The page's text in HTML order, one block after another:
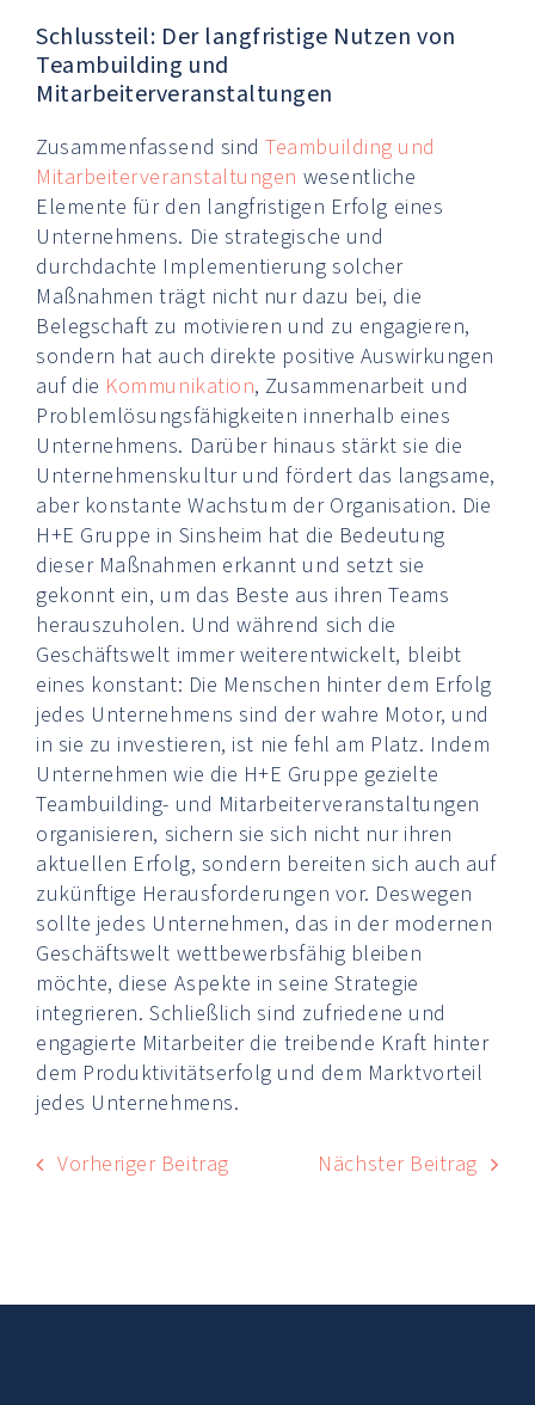
Schlussteil: Der langfristige Nutzen von
Teambuilding und
Mitarbeiterveranstaltungen
Zusammenfassend sindTeambuilding und
Mitarbeiterveranstaltungen wesentliche
Elemente für den langfristigen Erfolg eines
Unternehmens. Die strategische und
durchdachte Implementierung solcher
Maßnahmen trägt nicht nur dazu bei, die
Belegschaft zu motivieren und zu engagieren,
sondern hat auch direkte positive Auswirkungen
auf die Kommunikation, Zusammenarbeit und
Problemlösungsfähigkeiten innerhalb eines
Unternehmens. Darüber hinaus stärkt sie die
Unternehmenskultur und fördert das langsame,
aber konstante Wachstum der Organisation. Die
H+E Gruppe in Sinsheim hat die Bedeutung
dieser Maßnahmen erkannt und setzt sie
gekonnt ein, um das Beste aus ihren Teams
herauszuholen. Und während sich die
Geschäftswelt immer weiterentwickelt, bleibt
eines konstant: Die Menschen hinter dem Erfolg
jedes Unternehmens sind der wahre Motor, und
in sie zu investieren, ist nie fehl am Platz. Indem
Unternehmen wie die H+E Gruppe gezielte
Teambuilding- und Mitarbeiterveranstaltungen
organisieren, sichern sie sich nicht nur ihren
aktuellen Erfolg, sondern bereiten sich auch auf
zukünftige Herausforderungen vor. Deswegen
sollte jedes Unternehmen, das in der modernen
Geschäftswelt wettbewerbsfähig bleiben
möchte, diese Aspekte in seine Strategie
integrieren. Schließlich sind zufriedene und
engagierte Mitarbeiter die treibende Kraft hinter
dem Produktivitätserfolg und dem Marktvorteil
jedes Unternehmens.
Vorheriger Beitrag Nächster Beitrag